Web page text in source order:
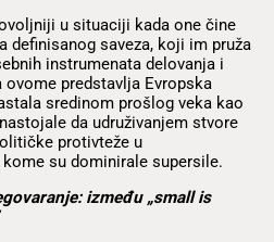
u situaciji kada one čine
definisanog saveza, koji im pruža
instrumenata delovanja i
predstavlja Evropska
sredinom prošlog veka kao
da udruživanjem stvore
protivteže u
su dominirale supersile.
između „small is